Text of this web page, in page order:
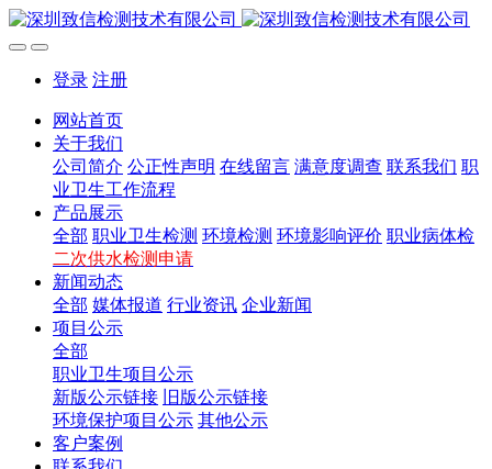
登录 注册
网站首页
关于我们
公司简介 公正性声明 在线留言 满意度调查 联系我们 职
业卫生工作流程
产品展示
全部 职业卫生检测 环境检测 环境影响评价 职业病体检
二次供水检测申请
新闻动态
全部 媒体报道 行业资讯 企业新闻
项目公示
全部
职业卫生项目公示
新版公示链接
旧版公示链接
环境保护项目公示 其他公示
客户案例